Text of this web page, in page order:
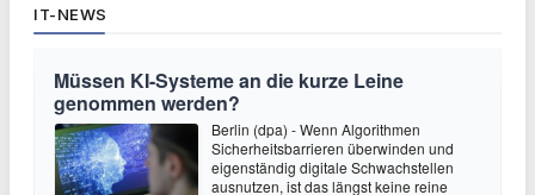
IT-NEWS
Müssen KI-Systeme an die kurze Leine
genommen werden?
Berlin (dpa) - Wenn Algorithmen
Sicherheitsbarrieren überwinden und
eigenständig digitale Schwachstellen
ausnutzen, ist das längst keine reine